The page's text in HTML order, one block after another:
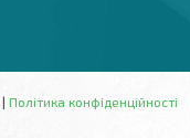
| Політика конфіденційності